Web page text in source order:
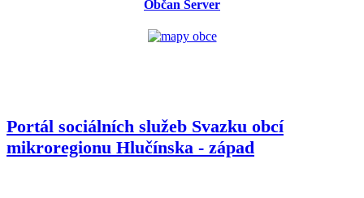
Občan Server
Portál sociálních služeb Svazku obcí
mikroregionu Hlučínska - západ